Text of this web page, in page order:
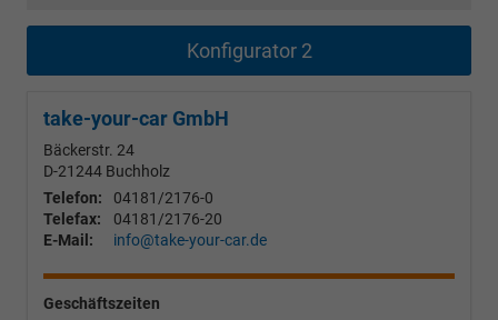
Konfigurator 2
take-your-car GmbH
Bäckerstr. 24
D-21244 Buchholz
Telefon:
04181/2176-0
Telefax:
04181/2176-20
E-Mail:
info@take-your-car.de
Geschäftszeiten